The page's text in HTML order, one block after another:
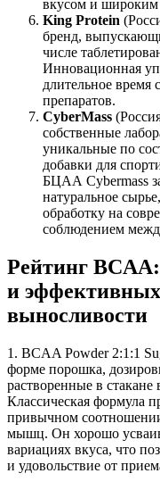
вкусом и широким
King Protein
бренд,
числе
Инновационная
длительное время
препаратов.
CyberMass
собственные
уникальные по
добавки для
БЦАА Cybermass
натуральное
обработку на
соблюдением
Рейтинг
и
выносливости
1. BCAA Powder 2:1:1
форме порошка,
растворенные в
Классическая формула
привычном
мышц. Он хорошо
вариациях вкуса, что
и удовольствие от